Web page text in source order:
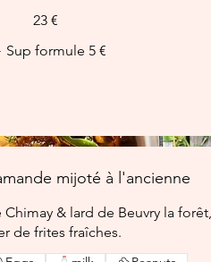
23 €
Sup formule 5 €
mijoté à l'ancienne
& lard de Beuvry la forêt,
de frites fraîches.